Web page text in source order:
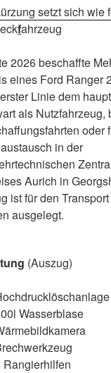
setzt sich wie
fahrzeug
2026 beschaffte
eines Ford Ranger
Linie dem
als
oder
in der
Aurich in
ist für den
ausgelegt.
(Auszug)
Wasserblase
Rangierhilfen